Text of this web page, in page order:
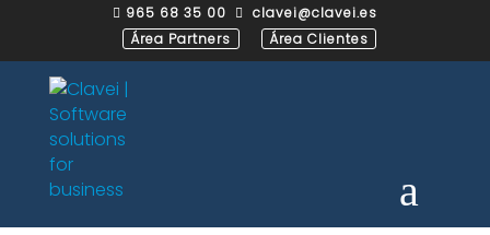
 965 68 35 00 
clavei@clavei.es
Área Partners
Área Clientes